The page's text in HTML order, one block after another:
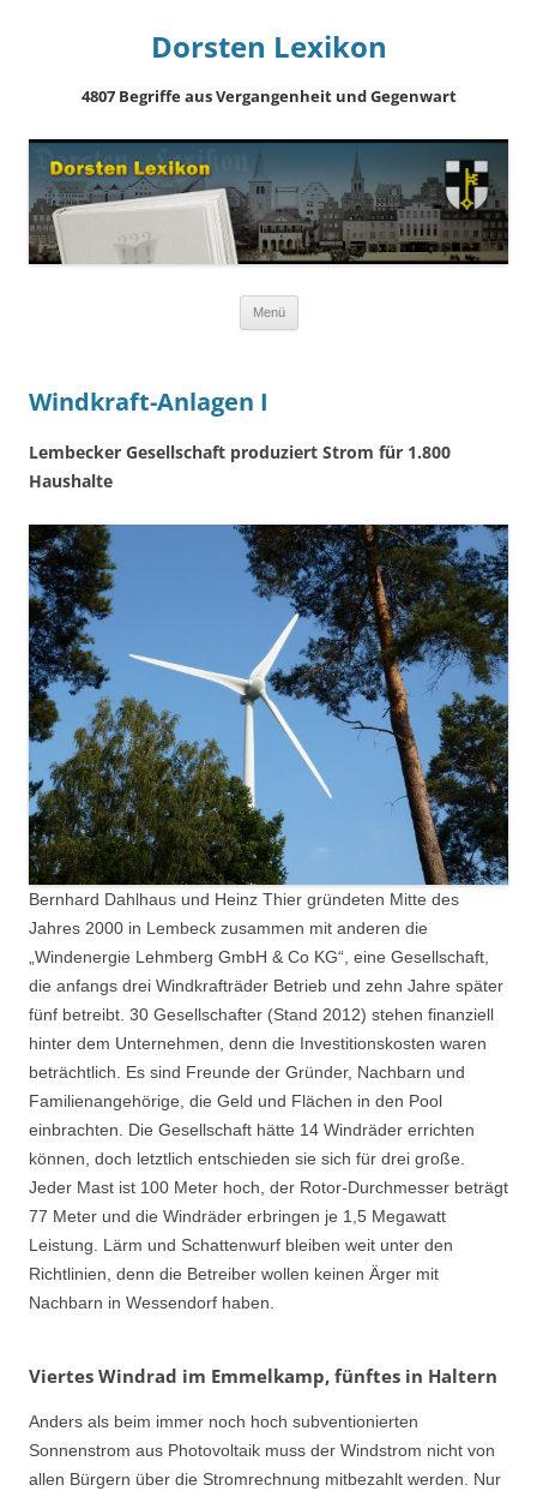
Dorsten Lexikon
4807 Begriffe aus Vergangenheit und Gegenwart
Menü
Windkraft-Anlagen I
Lembecker Gesellschaft produziert Strom für 1.800
Haushalte
Bernhard Dahlhaus und Heinz Thier gründeten Mitte des
Jahres 2000 in Lembeck zusammen mit anderen die
„Windenergie Lehmberg GmbH & Co KG“, eine Gesellschaft,
die anfangs drei Windkrafträder Betrieb und zehn Jahre später
fünf betreibt. 30 Gesellschafter (Stand 2012) stehen finanziell
hinter dem Unternehmen, denn die Investitionskosten waren
beträchtlich. Es sind Freunde der Gründer, Nachbarn und
Familienangehörige, die Geld und Flächen in den Pool
einbrachten. Die Gesellschaft hätte 14 Windräder errichten
können, doch letztlich entschieden sie sich für drei große.
Jeder Mast ist 100 Meter hoch, der Rotor-Durchmesser beträgt
77 Meter und die Windräder erbringen je 1,5 Megawatt
Leistung. Lärm und Schattenwurf bleiben weit unter den
Richtlinien, denn die Betreiber wollen keinen Ärger mit
Nachbarn in Wessendorf haben.
Viertes Windrad im Emmelkamp, fünftes in Haltern
Anders als beim immer noch hoch subventionierten
Sonnenstrom aus Photovoltaik muss der Windstrom nicht von
allen Bürgern über die Stromrechnung mitbezahlt werden. Nur